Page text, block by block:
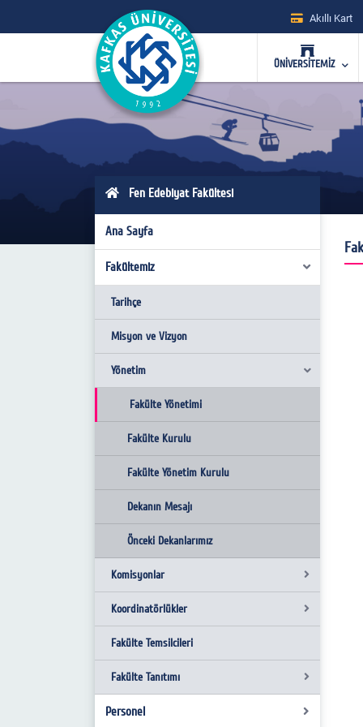
Akıllı Kart
ÜNİVERSİTEMİZ
Fen Edebiyat Fakültesi
Ana Sayfa
Fakültemiz
Tarihçe
Misyon ve Vizyon
Yönetim
Fakülte Yönetimi
Fakülte Kurulu
Fakülte Yönetim Kurulu
Dekanın Mesajı
Önceki Dekanlarımız
Komisyonlar
Yabancı Uyruklu Öğretim Elemanı
Değerlendirme Komisyonu
Öğretim Üyeliğine Yükseltilme ve Atama
Ölçütleri Değerlendirme Komisyonu
Akademik Birim Kalite Komisyonu
Koordinatörlükler
Bologna Birim Koordinatörleri
Erasmus + Birim Koordinatörleri
Farabi Birim Koordinatörleri
Fakülte Temsilcileri
Fakülte Tanıtımı
Tanıtım Videosu
Personel